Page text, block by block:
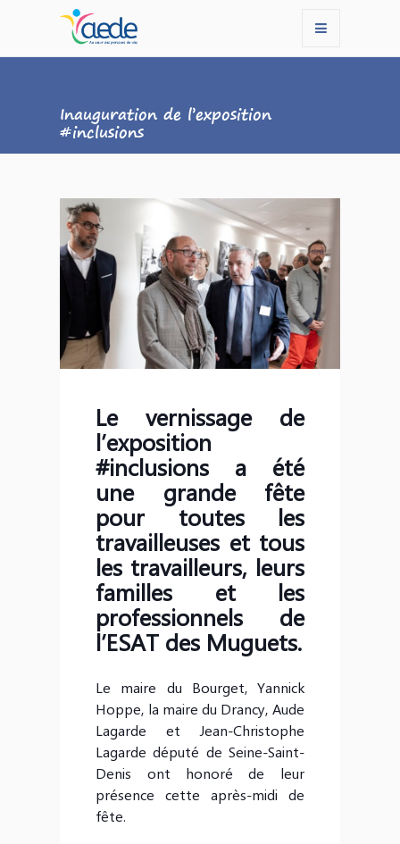
Inauguration de l’exposition
#inclusions
Le vernissage de
l’exposition
#inclusions a été
une grande fête
pour toutes les
travailleuses et tous
les travailleurs, leurs
familles et les
professionnels de
l’ESAT des Muguets.
Le maire du Bourget, Yannick
Hoppe, la maire du Drancy, Aude
Lagarde et Jean-Christophe
Lagarde député de Seine-Saint-
Denis ont honoré de leur
présence cette après-midi de
fête.